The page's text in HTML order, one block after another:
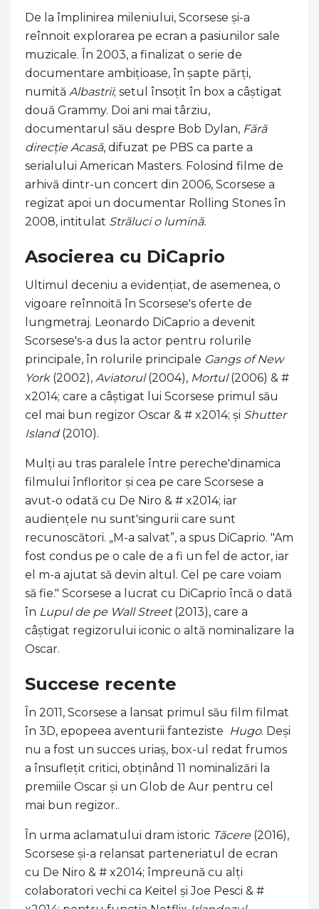
De la împlinirea mileniului, Scorsese și-a
reînnoit explorarea pe ecran a pasiunilor sale
muzicale. În 2003, a finalizat o serie de
documentare ambițioase, în șapte părți,
numită Albastrii; setul însoțit în box a câștigat
două Grammy. Doi ani mai târziu,
documentarul său despre Bob Dylan, Fără
direcție Acasă, difuzat pe PBS ca parte a
serialului American Masters. Folosind filme de
arhivă dintr-un concert din 2006, Scorsese a
regizat apoi un documentar Rolling Stones în
2008, intitulat Străluci o lumină.
Asocierea cu DiCaprio
Ultimul deceniu a evidențiat, de asemenea, o
vigoare reînnoită în Scorsese's oferte de
lungmetraj. Leonardo DiCaprio a devenit
Scorsese's-a dus la actor pentru rolurile
principale, în rolurile principale Gangs of New
York(2002), Aviatorul(2004), Mortul(2006) & #
x2014; care a câștigat lui Scorsese primul său
cel mai bun regizor Oscar & # x2014; și Shutter
Island(2010).
Mulți au tras paralele între pereche'dinamica
filmului înfloritor și cea pe care Scorsese a
avut-o odată cu De Niro & # x2014; iar
audiențele nu sunt'singurii care sunt
recunoscători. „M-a salvat”, a spus DiCaprio. "Am
fost condus pe o cale de a fi un fel de actor, iar
el m-a ajutat să devin altul. Cel pe care voiam
să fie." Scorsese a lucrat cu DiCaprio încă o dată
în Lupul de pe Wall Street(2013), care a
câștigat regizorului iconic o altă nominalizare la
Oscar.
Succese recente
În 2011, Scorsese a lansat primul său film filmat
în 3D, epopeea aventurii fanteziste Hugo. Deși
nu a fost un succes uriaș, box-ul redat frumos
a însuflețit critici, obținând 11 nominalizări la
premiile Oscar și un Glob de Aur pentru cel
mai bun regizor..
În urma aclamatului dram istoric Tăcere(2016),
Scorsese și-a relansat parteneriatul de ecran
cu De Niro & # x2014; împreună cu alți
colaboratori vechi ca Keitel și Joe Pesci & #